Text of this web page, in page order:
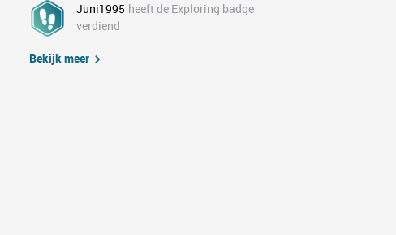
Juni1995 heeft de Exploring badge
verdiend
Bekijk meer